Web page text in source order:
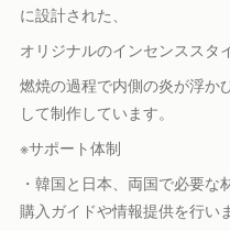
に設計された、
オリジナルのインセンススタ
燃焼の過程で内側の炎が浮か
して制作しています。
※サポート体制
・韓国と日本、両国で必要な
購入ガイドや情報提供を行い